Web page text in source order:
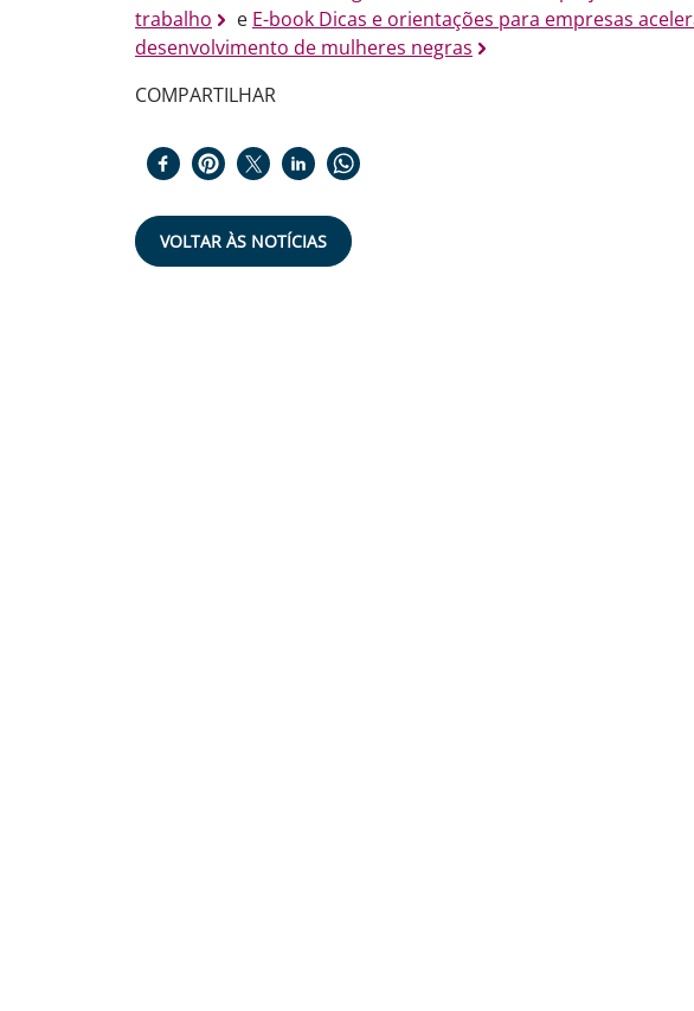
trabalho
e E-book Dicas e orientações para empresas
desenvolvimento de mulheres negras
COMPARTILHAR
VOLTAR ÀS NOTÍCIAS